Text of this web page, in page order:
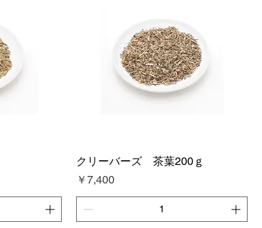
クリーバーズ 茶葉200ｇ
価格
￥7,400